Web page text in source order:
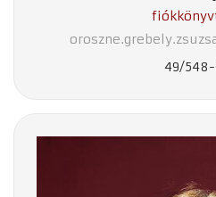
49/548-